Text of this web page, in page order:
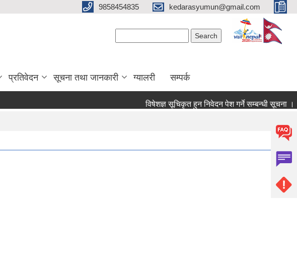
9858454835 kedarasyumun@gmail.com
प्रतिवेदन सूचना तथा जानकारी ग्यालरी सम्पर्क
विषेशज्ञ सूचिकृत हुन निवेदन पेश गर्ने सम्बन्धी सूचना ।